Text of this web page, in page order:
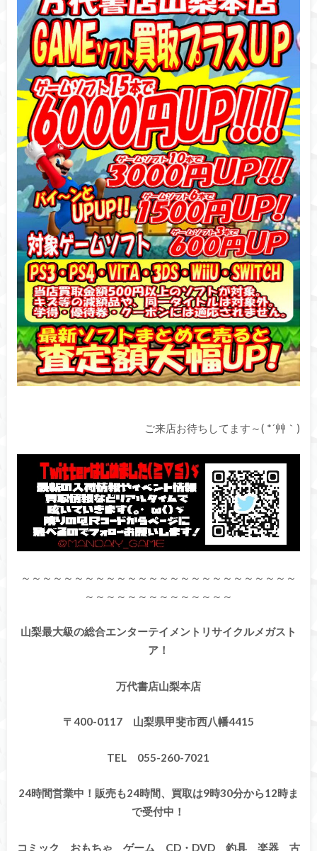
ご来店お待ちしてます～( *´艸｀)
～～～～～～～～～～～～～～～～～～～～～～～～～～
～～～～～～～～～～～～～～
山梨最大級の総合エンターテイメントリサイクルメガスト
ア！
万代書店山梨本店
〒400-0117 山梨県甲斐市西八幡4415
TEL 055-260-7021
24時間営業中！販売も24時間、買取は9時30分から12時ま
で受付中！
コミック おもちゃ ゲーム CD・DVD 釣具 楽器 古